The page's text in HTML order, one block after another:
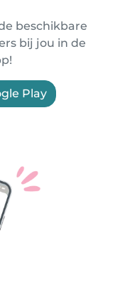
beschikbare
bij jou in de
Play